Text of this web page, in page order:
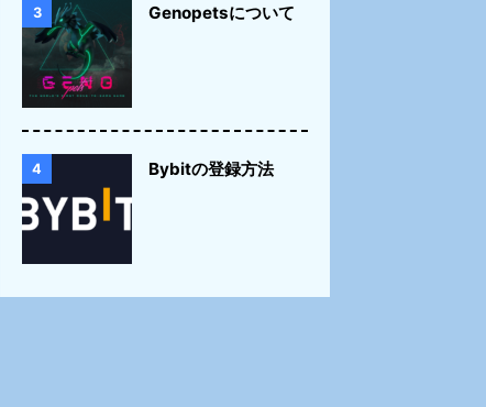
3 Genopetsについて
4 Bybitの登録方法